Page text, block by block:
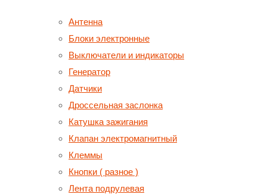
Антенна
Блоки электронные
Выключатели и индикаторы
Генератор
Датчики
Дроссельная заслонка
Катушка зажигания
Клапан электромагнитный
Клеммы
Кнопки ( разное )
Лента подрулевая